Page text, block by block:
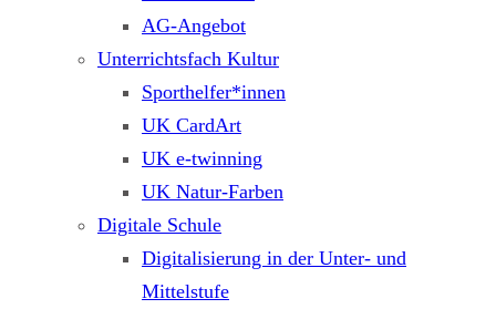
AG-Angebot
Unterrichtsfach Kultur
Sporthelfer*innen
UK CardArt
UK e-twinning
UK Natur-Farben
Digitale Schule
Digitalisierung in der Unter- und
Mittelstufe